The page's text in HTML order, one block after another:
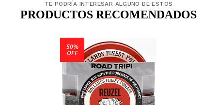
TE PODRÍA INTERESAR ALGUNO DE ESTOS
PRODUCTOS RECOMENDADOS
50%
OFF